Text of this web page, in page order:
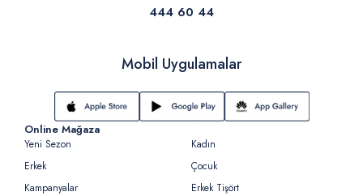
444 60 44
Mobil Uygulamalar
Online Mağaza
Yeni Sezon
Kadın
Erkek
Çocuk
Kampanyalar
Erkek Tişört